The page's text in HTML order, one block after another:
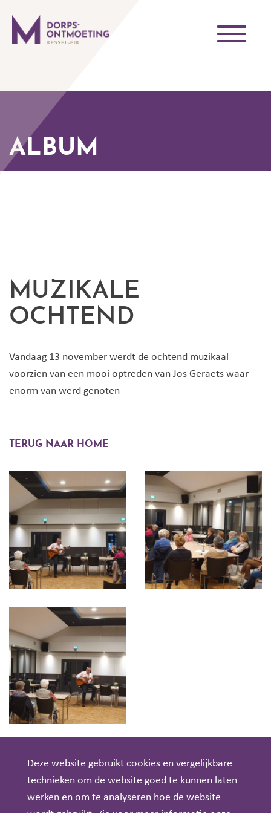
Toggle
ALBUM
MUZIKALE
OCHTEND
Vandaag 13 november werdt de ochtend muzikaal
voorzien van een mooi optreden van Jos Geraets waar
enorm van werd genoten
TERUG NAAR HOME
Deze website gebruikt cookies en vergelijkbare
technieken om de website goed te kunnen laten
werken en om te analyseren hoe de website